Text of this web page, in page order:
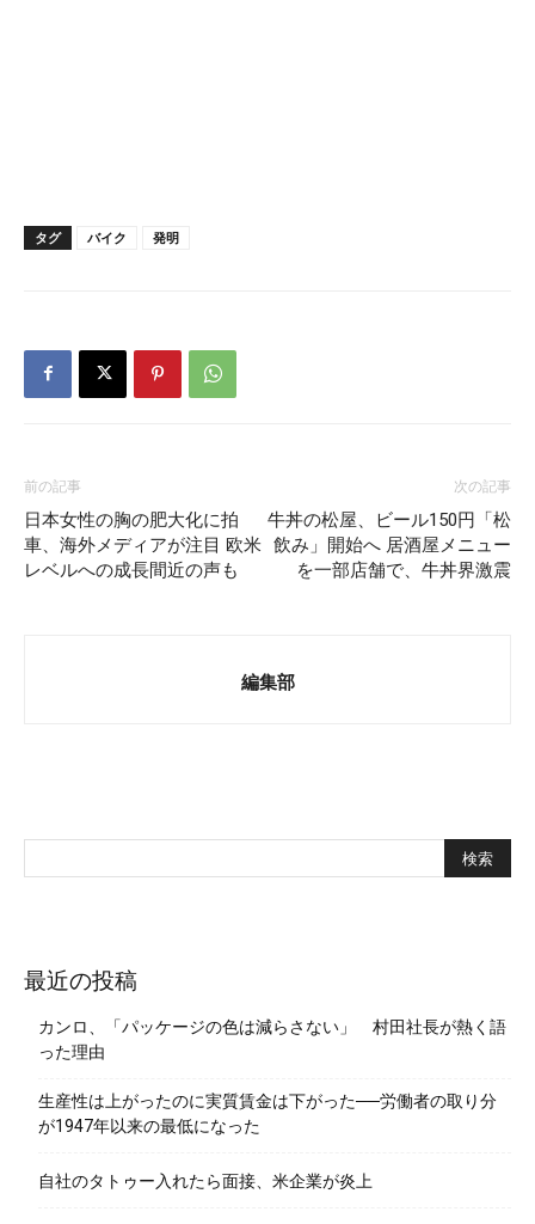
タグ バイク 発明
前の記事
日本女性の胸の肥大化に拍
車、海外メディアが注目 欧米
レベルへの成長間近の声も
次の記事
牛丼の松屋、ビール150円「松
飲み」開始へ 居酒屋メニュー
を一部店舗で、牛丼界激震
編集部
最近の投稿
カンロ、「パッケージの色は減らさない」 村田社長が熱く語
った理由
生産性は上がったのに実質賃金は下がった──労働者の取り分
が1947年以来の最低になった
自社のタトゥー入れたら面接、米企業が炎上